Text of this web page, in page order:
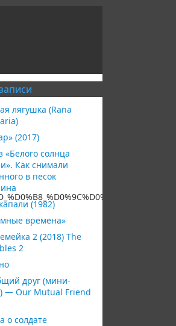
лягушка (Rana
(2017)
«Белого солнца
Как снимали
в песок
(1982)
времена»
2 (2018) The
2
друг (мини-
— Our Mutual Friend
о солдате